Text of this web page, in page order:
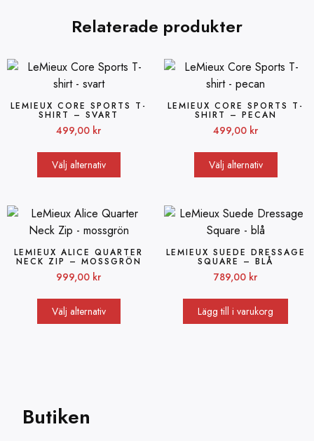
Relaterade produkter
LEMIEUX CORE SPORTS T-
SHIRT – SVART
499,00 kr
Välj alternativ
LEMIEUX CORE SPORTS T-
SHIRT – PECAN
499,00 kr
Välj alternativ
LEMIEUX ALICE QUARTER
NECK ZIP – MOSSGRÖN
999,00 kr
Välj alternativ
LEMIEUX SUEDE DRESSAGE
SQUARE – BLÅ
789,00 kr
Lägg till i varukorg
Butiken